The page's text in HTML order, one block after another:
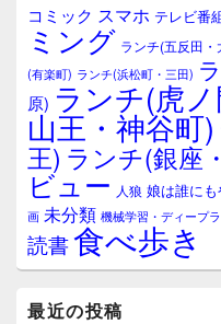
コミック スマホ テレビ番
ミング ランチ(五反田・
(有楽町) ランチ(浜松町・三田)
原) ランチ(虎
山王・神谷町)
王) ランチ(銀座
ビュー 人狼 娘は誰に
画 未分類 機械学習・ディープ
読書食べ歩き
最近の投稿